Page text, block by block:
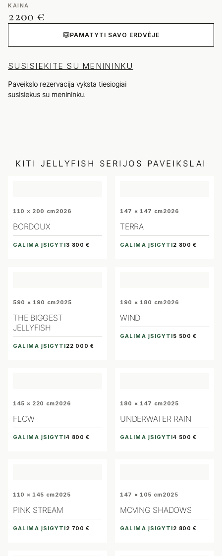
KAINA
2200 €
PAMATYTI SAVO ERDVĖJE
SUSISIEKITE SU MENININKU
Paveikslo rezervacija vyksta tiesiogiai
susisiekus su menininku.
KITI JELLYFISH SERIJOS PAVEIKSLAI
110 × 200 cm2026
BORDOUX
GALIMA ĮSIGYTI3 800 €
147 × 147 cm2026
TERRA
GALIMA ĮSIGYTI2 800 €
590 × 190 cm2025
THE BIGGEST
JELLYFISH
GALIMA ĮSIGYTI22 000 €
190 × 180 cm2026
WIND
GALIMA ĮSIGYTI5 500 €
145 × 220 cm2026
FLOW
GALIMA ĮSIGYTI4 800 €
180 × 147 cm2025
UNDERWATER RAIN
GALIMA ĮSIGYTI4 500 €
110 × 145 cm2025
PINK STREAM
GALIMA ĮSIGYTI2 700 €
147 × 105 cm2025
MOVING SHADOWS
GALIMA ĮSIGYTI2 800 €